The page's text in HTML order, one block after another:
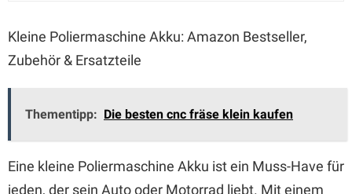
Kleine Poliermaschine Akku: Amazon Bestseller,
Zubehör & Ersatzteile
Thementipp: Die besten cnc fräse klein kaufen
Eine kleine Poliermaschine Akku ist ein Muss-Have für
jeden, der sein Auto oder Motorrad liebt. Mit einem